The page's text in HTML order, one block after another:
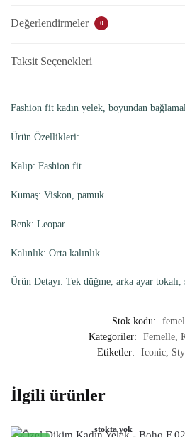
Değerlendirmeler 0
Taksit Seçenekleri
Fashion fit kadın yelek, boyundan
Ürün Özellikleri:
Kalıp: Fashion fit.
Kumaş: Viskon, pamuk.
Renk: Leopar.
Kalınlık: Orta kalınlık.
Ürün Detayı: Tek düğme, arka ayar tokalı,
Stok kodu:
Kategoriler:
Femelle,
Etiketler:
Iconic,
İlgili ürünler
stokta yok